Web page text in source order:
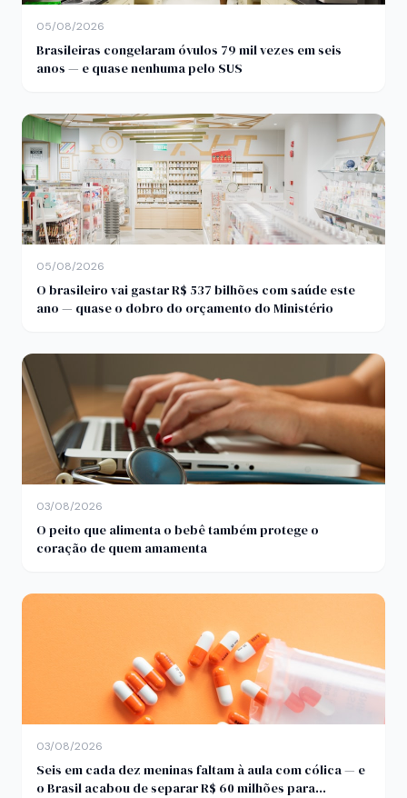
05/08/2026
Brasileiras congelaram óvulos 79 mil vezes em seis
anos — e quase nenhuma pelo SUS
05/08/2026
O brasileiro vai gastar R$ 537 bilhões com saúde este
ano — quase o dobro do orçamento do Ministério
03/08/2026
O peito que alimenta o bebê também protege o
coração de quem amamenta
03/08/2026
Seis em cada dez meninas faltam à aula com cólica — e
o Brasil acabou de separar R$ 60 milhões para